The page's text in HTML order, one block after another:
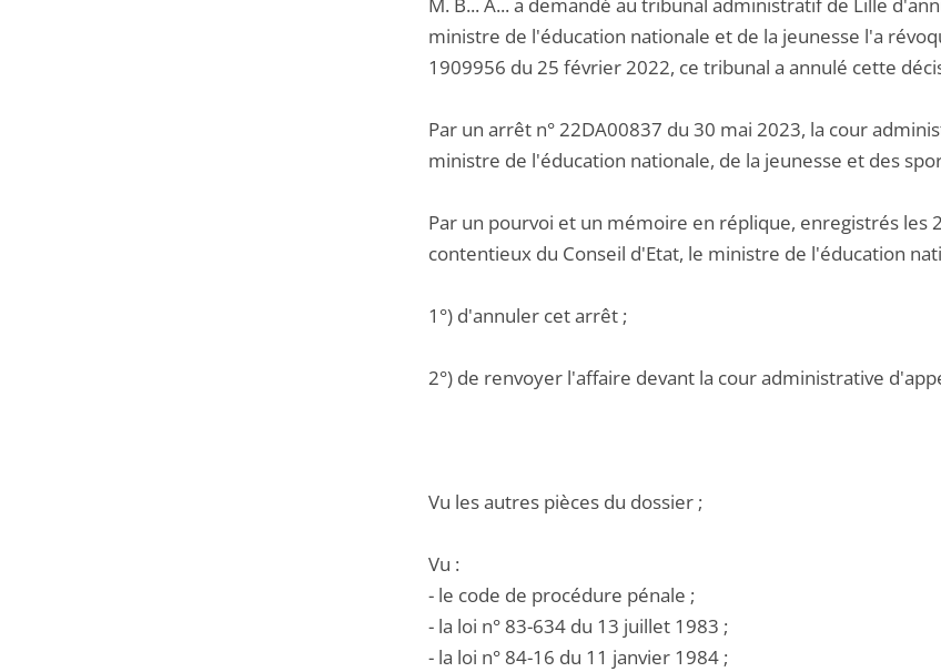
M. B... A... a demandé au tribunal administratif de Lille
ministre de l'éducation nationale et de la jeunesse l'a
1909956 du 25 février 2022, ce tribunal a annulé cette
Par un arrêt n° 22DA00837 du 30 mai 2023, la cour
ministre de l'éducation nationale, de la jeunesse et des
Par un pourvoi et un mémoire en réplique, enregistrés
contentieux du Conseil d'Etat, le ministre de l'éducation
1°) d'annuler cet arrêt ;
2°) de renvoyer l'affaire devant la cour administrative
Vu les autres pièces du dossier ;
Vu :
- le code de procédure pénale ;
- la loi n° 83-634 du 13 juillet 1983 ;
- la loi n° 84-16 du 11 janvier 1984 ;